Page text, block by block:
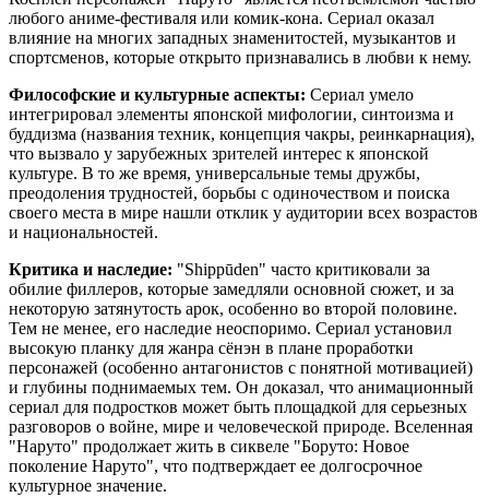
любого аниме-фестиваля или комик-кона. Сериал оказал
влияние на многих западных знаменитостей, музыкантов и
спортсменов, которые открыто признавались в любви к нему.
Философские и культурные аспекты: Сериал умело
интегрировал элементы японской мифологии, синтоизма и
буддизма (названия техник, концепция чакры, реинкарнация),
что вызвало у зарубежных зрителей интерес к японской
культуре. В то же время, универсальные темы дружбы,
преодоления трудностей, борьбы с одиночеством и поиска
своего места в мире нашли отклик у аудитории всех возрастов
и национальностей.
Критика и наследие: "Shippūden" часто критиковали за
обилие филлеров, которые замедляли основной сюжет, и за
некоторую затянутость арок, особенно во второй половине.
Тем не менее, его наследие неоспоримо. Сериал установил
высокую планку для жанра сёнэн в плане проработки
персонажей (особенно антагонистов с понятной мотивацией)
и глубины поднимаемых тем. Он доказал, что анимационный
сериал для подростков может быть площадкой для серьезных
разговоров о войне, мире и человеческой природе. Вселенная
"Наруто" продолжает жить в сиквеле "Боруто: Новое
поколение Наруто", что подтверждает ее долгосрочное
культурное значение.